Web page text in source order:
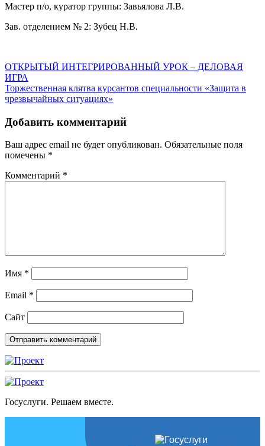
Мастер п/о, куратор группы: Завьялова Л.В.
Зав. отделением № 2: Зубец Н.В.
Навигация
по
записям
ОТКРЫТЫЙ ИНТЕГРИРОВАННЫЙ УРОК – ДЕЛОВАЯ
ИГРА
Торжественная клятва курсантов специальности «Защита в
чрезвычайных ситуациях»
Добавить комментарий
Ваш адрес email не будет опубликован. Обязательные поля
помечены *
Комментарий *
Имя *
Email *
Сайт
Госуслуги. Решаем вместе.